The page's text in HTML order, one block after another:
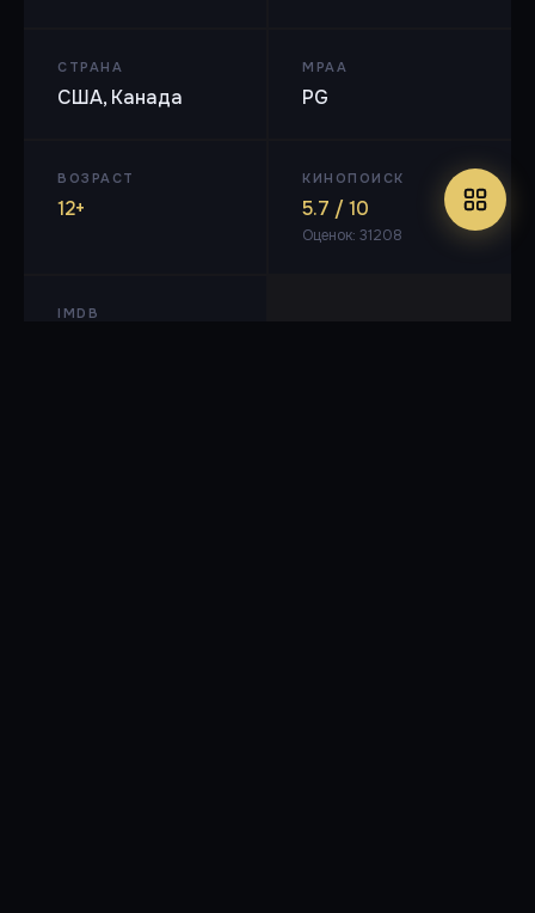
СТРАНА
США, Канада
MPAA
PG
ВОЗРАСТ
12+
КИНОПОИСК
5.7 / 10
Оценок: 31208
IMDB